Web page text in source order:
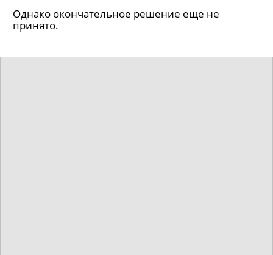
Однако окончательное решение еще не
принято.